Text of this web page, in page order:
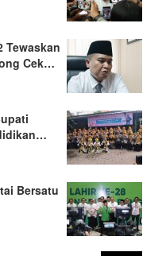
Tewaskan
Cek…
Bersatu